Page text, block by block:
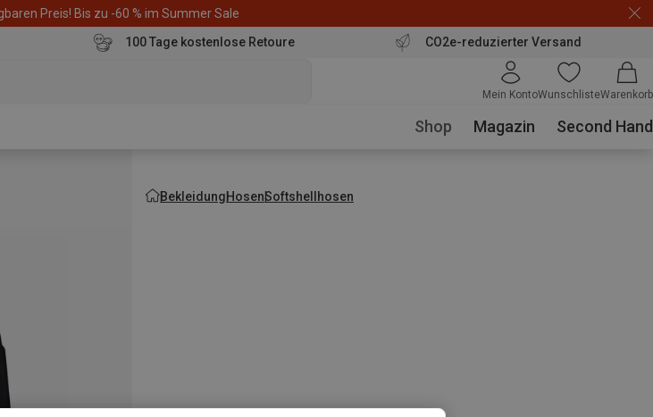
Preis! Bis zu -60 % im Summer Sale
100 Tage kostenlose Retoure CO2e-reduzierter Versand
Mein KontoWunschlisteWarenkorb
Shop Magazin Second Hand
BekleidungHosenSoftshellhosen